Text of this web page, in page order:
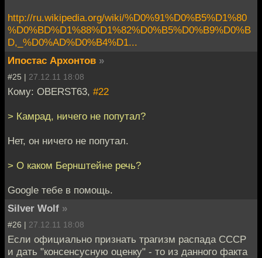
http://ru.wikipedia.org/wiki/%D0%91%D0%B5%D1%80
%D0%BD%D1%88%D1%82%D0%B5%D0%B9%D0%B
D,_%D0%AD%D0%B4%D1...
Ипостас Архонтов »
#25 | 27.12.11 18:08
Кому: OBERST63, #22
> Камрад, ничего не попутал?
Нет, он ничего не попутал.
> О каком Бернштейне речь?
Google тебе в помощь.
Silver Wolf »
#26 | 27.12.11 18:08
Если официально признать трагизм распада СССР
и дать "консенсусную оценку" - то из данного факта